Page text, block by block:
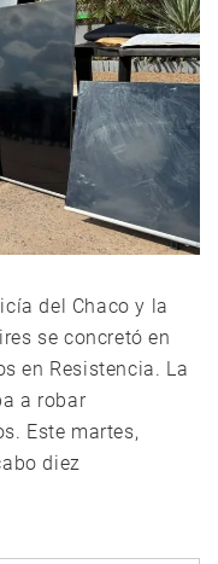
del Chaco y la
se concretó en
en Resistencia. La
a robar
Este martes,
diez